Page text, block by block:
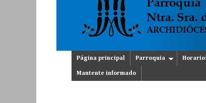
Página principal Parroquia
Mantente informado